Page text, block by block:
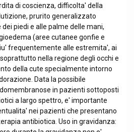
di coscienza, difficolta' della
prurito generalizzato
piedi e alle palme delle mani,
(aree cutanee gonfie e
frequentemente alle estremita', ai
nella regione degli occhi e
della cute specialmente intorno
Data la possibile
in pazienti sottoposti
a largo spettro, e' importante
nei pazienti che presentano
antibiotica. Uso in gravidanza: